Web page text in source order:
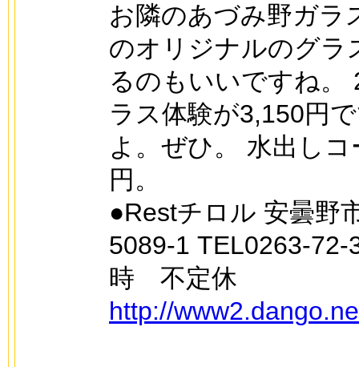
お隣のあづみ野ガラ
のオリジナルのグラ
るのもいいですね。
ラス体験が3,150円
よ。ぜひ。 水出し
円。
●Restチロル 安曇野
5089-1 TEL0263-72-
時 不定休
http://